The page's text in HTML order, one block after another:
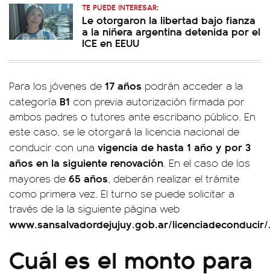
TE PUEDE INTERESAR:
Le otorgaron la libertad bajo fianza
a la niñera argentina detenida por el
ICE en EEUU
Para los jóvenes de 17 años podrán acceder a la
categoría B1 con previa autorización firmada por
ambos padres o tutores ante escribano público. En
este caso, se le otorgará la licencia nacional de
conducir con una vigencia de hasta 1 año y por 3
años en la siguiente renovación. En el caso de los
mayores de 65 años, deberán realizar el trámite
como primera vez. El turno se puede solicitar a
través de la la siguiente página web
www.sansalvadordejujuy.gob.ar/
Cuál es el monto para